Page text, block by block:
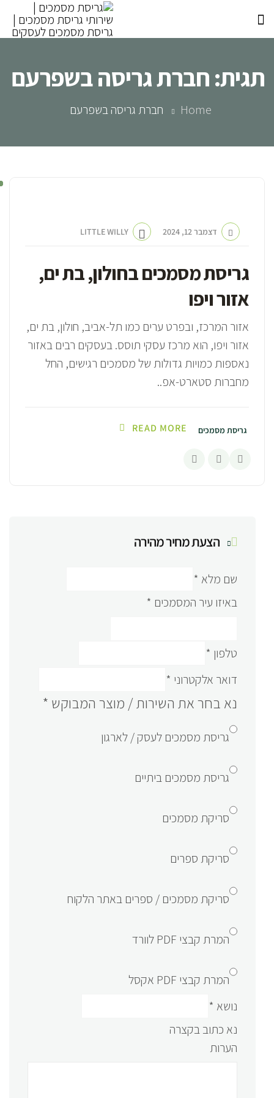
תגית:חברת גריסה בשפרעם
Home חברת גריסה בשפרעם
גריסת מסמכים בחולון, בת ים,
אזור ויפו
דצמבר 12, 2024 LITTLE WILLY
אזור המרכז, ובפרט ערים כמו תל-אביב, חולון, בת ים,
אזור ויפו, הוא מרכז עסקי תוסס. בעסקים רבים באזור
נאספות כמויות גדולות של מסמכים רגישים, החל
מחברות סטארט-אפ..
גריסת מסמכים READ MORE
הצעת מחיר מהירה
שם מלא *
באיזו עיר המסמכים *
טלפון *
דואר אלקטרוני *
נא בחר את השירות / מוצר המבוקש *
גריסת מסמכים לעסק / לארגון
גריסת מסמכים ביתיים
סריקת מסמכים
סריקת ספרים
סריקת מסמכים / ספרים באתר הלקוח
המרת קבצי PDF לוורד
המרת קבצי PDF אקסל
נושא *
נא כתוב בקצרה
הערות